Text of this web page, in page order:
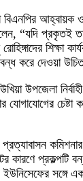
বিএনপির আহ্বায়ক
“যদি প্রকৃতই
শিক্ষা
করে দেওয়া
উপজেলা
যোগাযোগের
প্রত্যাবাসন
কারণে প্রকল্পটি
সঙ্গে